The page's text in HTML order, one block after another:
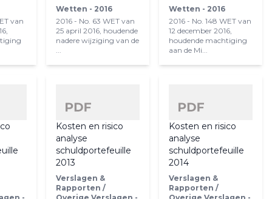
van
Wetten - 2016
2016 - No. 63 WET van
25 april 2016, houdende
nadere wijziging van de
...
Wetten - 2016
2016 - No. 148 WET van
12 december 2016,
houdende machtiging
aan de Mi...
Kosten en risico
analyse
schuldportefeuille
2013
Verslagen &
Rapporten /
Kosten en risico
analyse
schuldportefeuille
2014
Verslagen &
Rapporten /